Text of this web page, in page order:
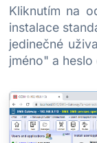
Kliknutím na
instalace
jedinečné
jméno" a